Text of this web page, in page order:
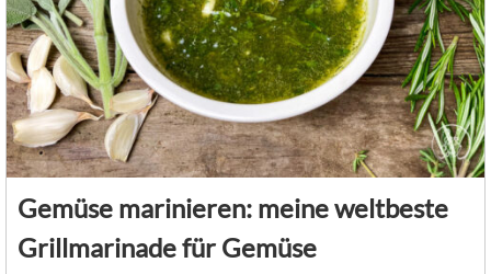
Gemüse marinieren: meine weltbeste
Grillmarinade für Gemüse